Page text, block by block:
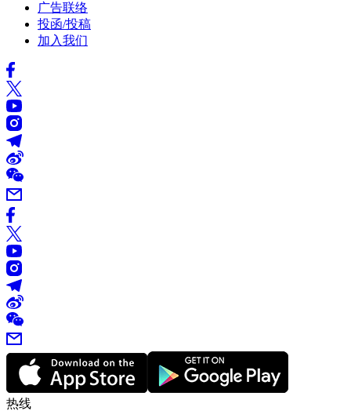
广告联络
投函/投稿
加入我们
热线